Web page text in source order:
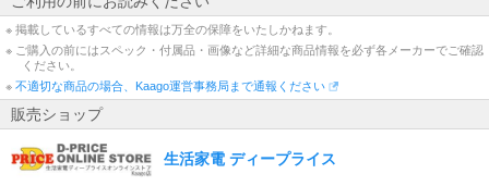
※ 掲載しているすべての情報は万全の保障をいたしかねます。
※ ご購入の前にはスペック・付属品・画像など詳細な商品情報を必ず各メーカーでご確認
ください。
※ 不適切な商品の場合、Kaago運営事務局まで通報ください
販売ショップ
生活家電 ディープライス